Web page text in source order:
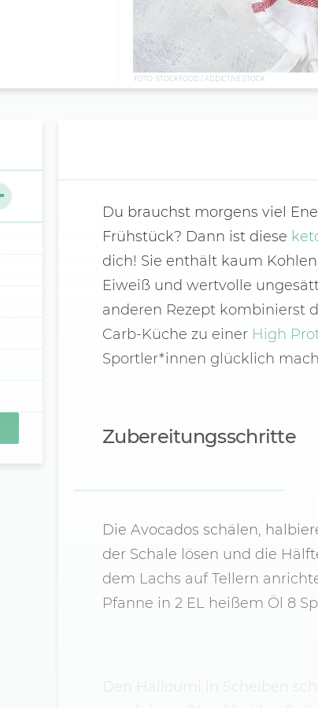
FOTO: STOCKFOOD / ADDICTIVE STOCK
Du brauchst morgens viel
Frühstück? Dann ist diese
dich! Sie enthält kaum
Eiweiß und wertvolle
anderen Rezept kombinierst
Carb-Küche zu einer High
Sportler*innen glücklich
Zubereitungsschritte
Die Avocados schälen,
der Schale lösen und die
dem Lachs auf Tellern
Pfanne in 2 EL heißem Öl 8
Den Halloumi in Scheiben